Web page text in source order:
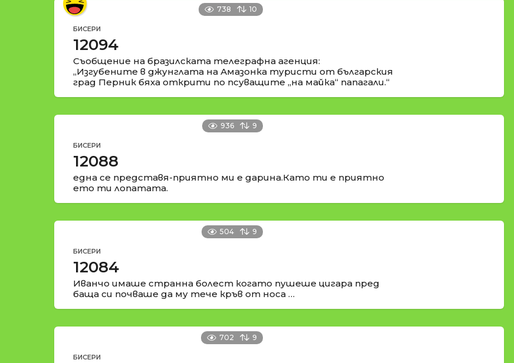
738 10
БИСЕРИ
12094
Съобщение на бразилската телеграфна агенция:
„Изгубените в джунглата на Амазонка туристи от българския
град Перник бяха открити по псуващите „на майка“ папагали.“
936 9
БИСЕРИ
12088
една се представя-приятно ми е дарина.Като ти е приятно
ето ти лопатата.
504 9
БИСЕРИ
12084
Иванчо имаше странна болест когато пушеше цигара пред
баща си почваше да му тече кръв от носа …
702 9
БИСЕРИ